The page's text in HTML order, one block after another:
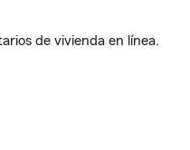
de vivienda en línea.